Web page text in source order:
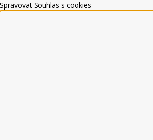
Spravovat Souhlas s cookies